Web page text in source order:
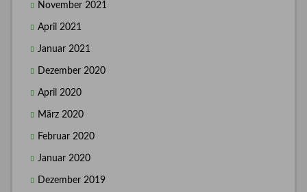
November 2021
April 2021
Januar 2021
Dezember 2020
April 2020
März 2020
Februar 2020
Januar 2020
Dezember 2019